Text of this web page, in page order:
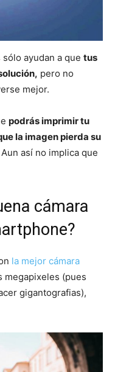
ayudan a que tus
pero no
mejor.
podrás imprimir tu
la imagen pierda su
Aun así no implica que
cámara
la mejor cámara
megapixeles (pues
gigantografias),